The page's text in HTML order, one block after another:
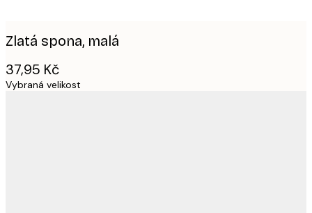
Zlatá spona, malá
37,95 Kč
Vybraná velikost